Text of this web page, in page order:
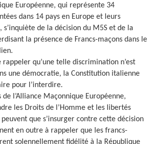
Européenne, qui représente 34
dans 14 pays en Europe et leurs
s’inquiète de la décision du M5S et de la
la présence de Francs-maçons dans le
rappeler qu’une telle discrimination n’est
une démocratie, la Constitution italienne
pour l’interdire.
de l’Alliance Maçonnique Européenne,
les Droits de l’Homme et les libertés
que s’insurger contre cette décision
en outre à rappeler que les francs-
solennellement fidélité à la République